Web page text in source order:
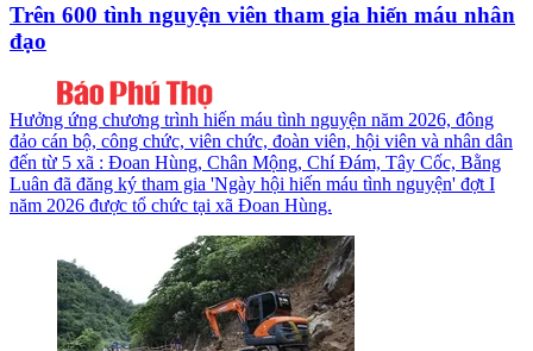
Trên 600 tình nguyện viên tham gia hiến máu nhân
đạo
Hưởng ứng chương trình hiến máu tình nguyện năm 2026, đông
đảo cán bộ, công chức, viên chức, đoàn viên, hội viên và nhân dân
đến từ 5 xã : Đoan Hùng, Chân Mộng, Chí Đám, Tây Cốc, Bằng
Luân đã đăng ký tham gia 'Ngày hội hiến máu tình nguyện' đợt I
năm 2026 được tổ chức tại xã Đoan Hùng.